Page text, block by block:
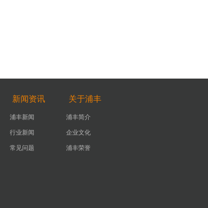
新闻资讯 关于浦丰
浦丰新闻
行业新闻
常见问题
浦丰简介
企业文化
浦丰荣誉